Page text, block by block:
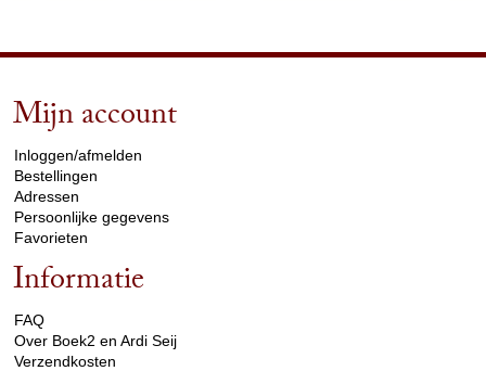
Mijn account
Inloggen/afmelden
Bestellingen
Adressen
Persoonlijke gegevens
Favorieten
Informatie
FAQ
Over Boek2 en Ardi Seij
Verzendkosten